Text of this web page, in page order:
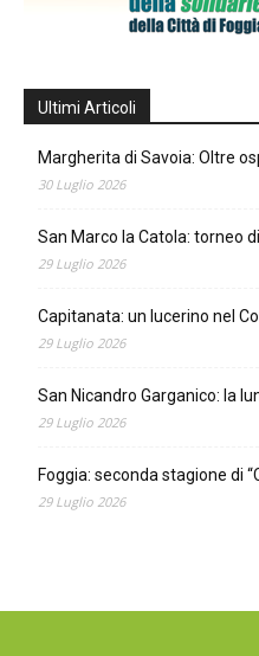
Ultimi Articoli
Margherita di Savoia: Oltre
30 Luglio 2026
San Marco la Catola: torneo
29 Luglio 2026
Capitanata: un lucerino nel
29 Luglio 2026
San Nicandro Garganico: la
29 Luglio 2026
Foggia: seconda stagione di
29 Luglio 2026